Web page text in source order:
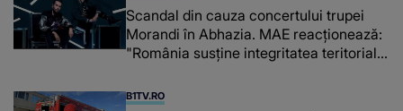
Scandal din cauza concertului trupei
Morandi în Abhazia. MAE reacționează:
"România susține integritatea teritorială
B1TV.RO